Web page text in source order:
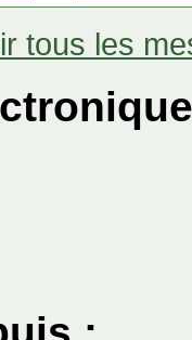
tous les